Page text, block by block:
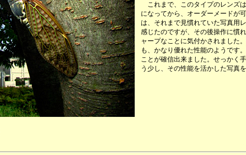
これまで、このタイプのレンズ
になってから、オーダーメードが
は、それまで見慣れていた写真用
感じたのですが、その後操作に慣
ャープなことに気付かされました
も、かなり優れた性能のようです
ことが確信出来ました。せっかく
う少し、その性能を活かした写真